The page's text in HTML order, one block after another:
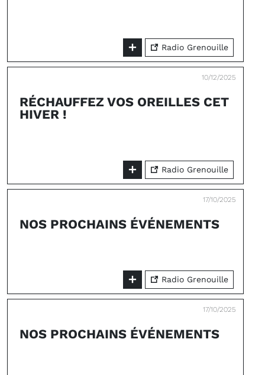
Radio Grenouille
10/12/2025
RÉCHAUFFEZ VOS OREILLES CET
HIVER !
Radio Grenouille
17/10/2025
NOS PROCHAINS ÉVÉNEMENTS
Radio Grenouille
17/10/2025
NOS PROCHAINS ÉVÉNEMENTS